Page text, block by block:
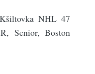
NHL 47
Senior, Boston